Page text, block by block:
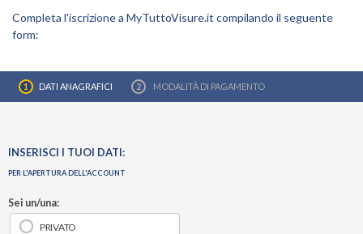
Completa l'iscrizione a MyTuttoVisure.it compilando il seguente
form:
DATI ANAGRAFICI MODALITÀ DI PAGAMENTO
INSERISCI I TUOI DATI:
PER L'APERTURA DELL'ACCOUNT
Sei un/una:
PRIVATO